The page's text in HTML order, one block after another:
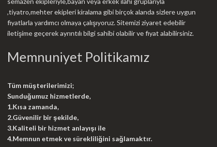
,tiyatro,mehter ekipleri kiralama gibi birçok alanda sizlere uygun
fiyatlarla yardımcı olmaya çalışıyoruz. Sitemizi ziyaret edebilir
iletişime geçerek ayrıntılı bilgi sahibi olabilir ve fiyat alabilirsiniz.
Memnuniyet Politikamız
Tüm müşterilerimizi;
Sunduğumuz hizmetlerde,
1.Kısa zamanda,
2.Güvenilir bir şekilde,
3.Kaliteli bir hizmet anlayışı ile
4.Memnun etmek ve sürekliliğini sağlamaktır.